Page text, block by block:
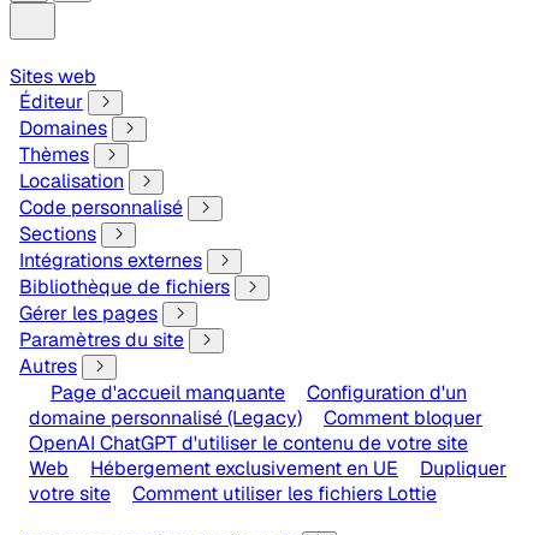
Sites web
Éditeur
Domaines
Thèmes
Localisation
Code personnalisé
Sections
Intégrations externes
Bibliothèque de fichiers
Gérer les pages
Paramètres du site
Autres
Page d'accueil manquante
Configuration d'un
domaine personnalisé (Legacy)
Comment bloquer
OpenAI ChatGPT d'utiliser le contenu de votre site
Web
Hébergement exclusivement en UE
Dupliquer
votre site
Comment utiliser les fichiers Lottie